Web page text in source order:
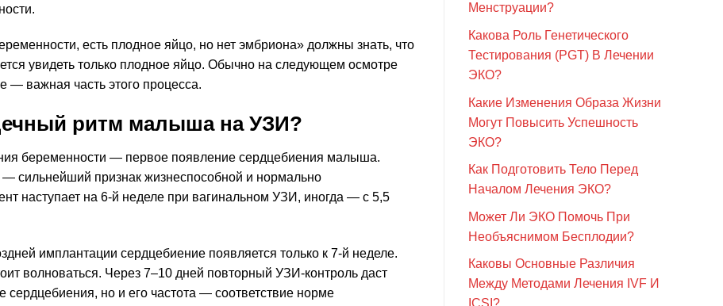
есть плодное яйцо, но нет эмбриона» должны знать, что
увидеть только плодное яйцо. Обычно на следующем осмотре
— важная часть этого процесса.
ритм малыша на УЗИ?
беременности — первое появление сердцебиения малыша.
сильнейший признак жизнеспособной и нормально
наступает на 6-й неделе при вагинальном УЗИ, иногда — с 5,5
имплантации сердцебиение появляется только к 7-й неделе.
волноваться. Через 7–10 дней повторный УЗИ-контроль даст
сердцебиения, но и его частота — соответствие норме
Менструации?
Какова Роль Генетического
Тестирования (PGT) В Лечении
ЭКО?
Какие Изменения Образа Жизни
Могут Повысить Успешность
ЭКО?
Как Подготовить Тело Перед
Началом Лечения ЭКО?
Может Ли ЭКО Помочь При
Необъяснимом Бесплодии?
Каковы Основные Различия
Между Методами Лечения IVF И